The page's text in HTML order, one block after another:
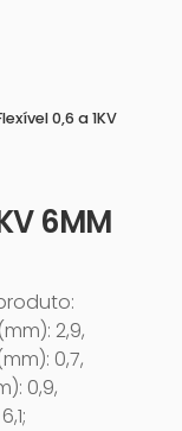
0,6 a 1KV
6MM
2,9,
0,7,
0,9,